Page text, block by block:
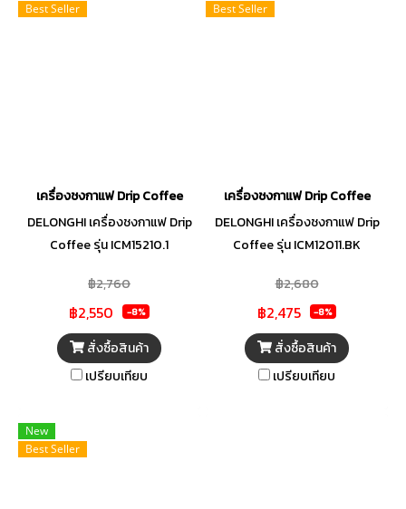
Best Seller
เครื่องชงกาแฟ Drip Coffee
DELONGHI เครื่องชงกาแฟ Drip
Coffee รุ่น ICM15210.1
฿2,760
฿2,550 -8%
สั่งซื้อสินค้า
เปรียบเทียบ
Best Seller
เครื่องชงกาแฟ Drip Coffee
DELONGHI เครื่องชงกาแฟ Drip
Coffee รุ่น ICM12011.BK
฿2,680
฿2,475 -8%
สั่งซื้อสินค้า
เปรียบเทียบ
New
Best Seller